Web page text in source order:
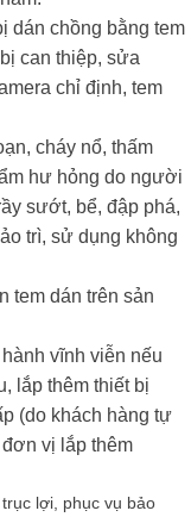
dán chồng bằng tem
can thiệp, sửa
chỉ định, tem
cháy nổ, thấm
hư hỏng do người
sướt, bể, đập phá,
trì, sử dụng không
tem dán trên sản
vĩnh viễn nếu
lắp thêm thiết bị
(do khách hàng tự
vị lắp thêm
lợi, phục vụ bảo